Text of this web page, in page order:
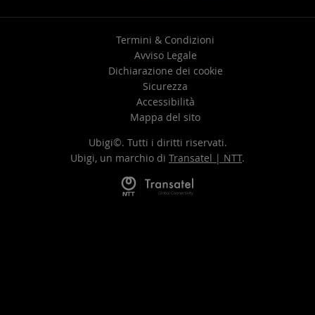
Termini & Condizioni
Avviso Legale
Dichiarazione dei cookie
Sicurezza
Accessibilità
Mappa del sito
Ubigi©. Tutti i diritti riservati.
Ubigi, un marchio di Transatel | NTT.